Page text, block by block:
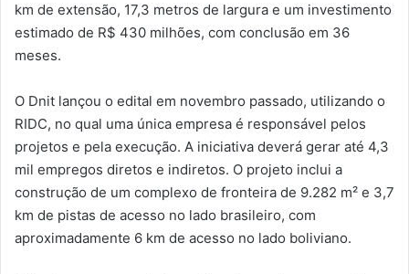
km de extensão, 17,3 metros de largura e um investimento
estimado de R$ 430 milhões, com conclusão em 36
meses.
O Dnit lançou o edital em novembro passado, utilizando o
RIDC, no qual uma única empresa é responsável pelos
projetos e pela execução. A iniciativa deverá gerar até 4,3
mil empregos diretos e indiretos. O projeto inclui a
construção de um complexo de fronteira de 9.282 m² e 3,7
km de pistas de acesso no lado brasileiro, com
aproximadamente 6 km de acesso no lado boliviano.